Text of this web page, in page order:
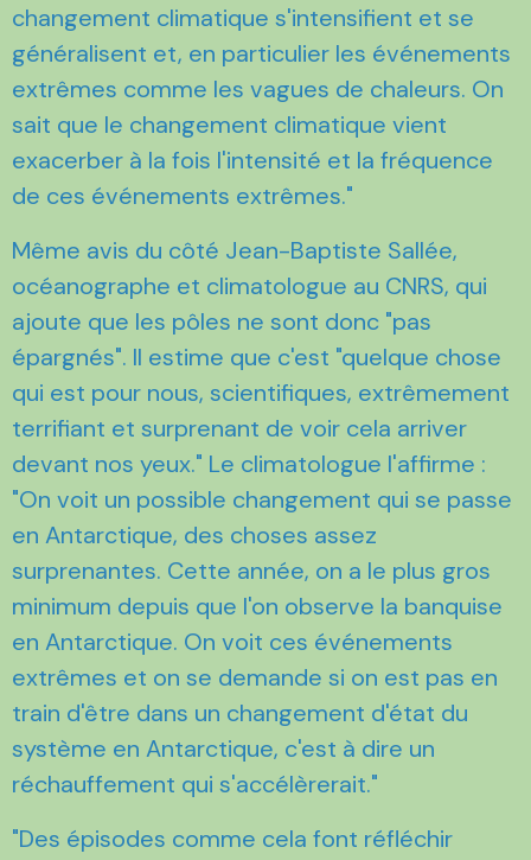
changement climatique s'intensifient et se
généralisent et, en particulier les événements
extrêmes comme les vagues de chaleurs. On
sait que le changement climatique vient
exacerber à la fois l'intensité et la fréquence
de ces événements extrêmes."
Même avis du côté Jean-Baptiste Sallée,
océanographe et climatologue au CNRS, qui
ajoute que les pôles ne sont donc "pas
épargnés". Il estime que c'est "quelque chose
qui est pour nous, scientifiques, extrêmement
terrifiant et surprenant de voir cela arriver
devant nos yeux." Le climatologue l'affirme :
"On voit un possible changement qui se passe
en Antarctique, des choses assez
surprenantes. Cette année, on a le plus gros
minimum depuis que l'on observe la banquise
en Antarctique. On voit ces événements
extrêmes et on se demande si on est pas en
train d'être dans un changement d'état du
système en Antarctique, c'est à dire un
réchauffement qui s'accélèrerait."
"Des épisodes comme cela font réfléchir